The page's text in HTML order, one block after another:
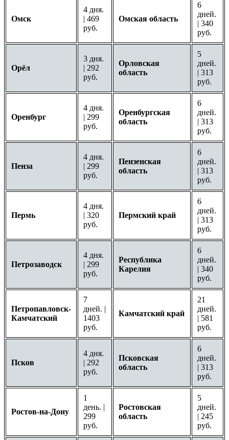
Омск
4 дня.
| 469
руб.
Омская область
6
дней.
| 340
руб.
Орёл
3 дня.
| 292
руб.
Орловская
область
5
дней.
| 313
руб.
Оренбург
4 дня.
| 299
руб.
Оренбургская
область
6
дней.
| 313
руб.
Пенза
4 дня.
| 299
руб.
Пензенская
область
6
дней.
| 313
руб.
Пермь
4 дня.
| 320
руб.
Пермский край
6
дней.
| 313
руб.
Петрозаводск
4 дня.
| 299
руб.
Республика
Карелия
6
дней.
| 340
руб.
Петропавловск-
Камчатский
7
дней. |
1403
руб.
Камчатский край
21
дней.
| 581
руб.
Псков
4 дня.
| 292
руб.
Псковская
область
6
дней.
| 313
руб.
Ростов-на-Дону
1
день. |
299
руб.
Ростовская
область
5
дней.
| 245
руб.